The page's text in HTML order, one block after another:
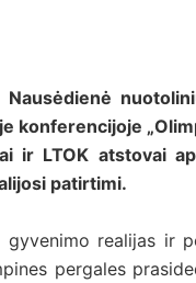
Nausėdienė
konferencijoje
ir LTOK atstovai
patirtimi.
gyvenimo realijas ir
pergales